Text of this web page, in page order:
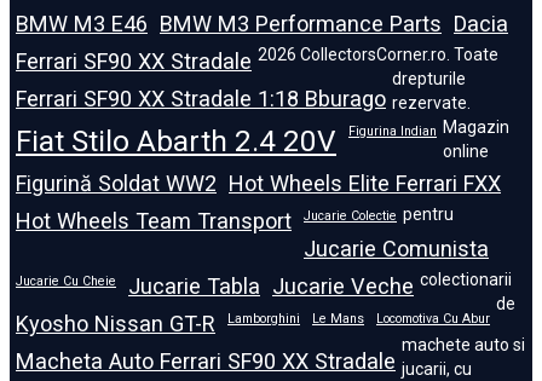
BMW M3 E46 BMW M3 Performance Parts Dacia
Ferrari SF90 XX Stradale
Ferrari SF90 XX Stradale 1:18 Bburago
Fiat Stilo Abarth 2.4 20V Figurina Indian
Figurină Soldat WW2 Hot Wheels Elite Ferrari FXX
Hot Wheels Team Transport
Jucarie Colectie
Jucarie Comunista
Jucarie Cu Cheie Jucarie Tabla Jucarie Veche
Kyosho Nissan GT-R
Lamborghini Le Mans Locomotiva Cu Abur
Macheta Auto Ferrari SF90 XX Stradale
2026 CollectorsCorner.ro. Toate
drepturile
rezervate.
Magazin
online
pentru
colectionarii
de
machete auto si
jucarii, cu